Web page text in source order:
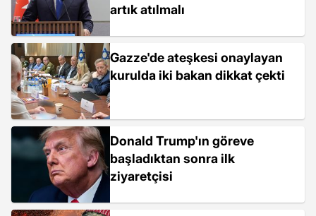
artık atılmalı
Gazze'de ateşkesi onaylayan
kurulda iki bakan dikkat çekti
Donald Trump'ın göreve
başladıktan sonra ilk
ziyaretçisi